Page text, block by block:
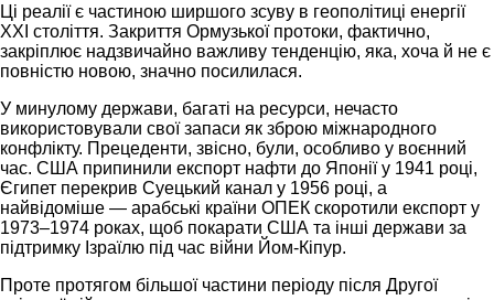
Ці реалії є частиною ширшого зсуву в геополітиці енергії
XXI століття. Закриття Ормузької протоки, фактично,
закріплює надзвичайно важливу тенденцію, яка, хоча й не є
повністю новою, значно посилилася.
У минулому держави, багаті на ресурси, нечасто
використовували свої запаси як зброю міжнародного
конфлікту. Прецеденти, звісно, були, особливо у воєнний
час. США припинили експорт нафти до Японії у 1941 році,
Єгипет перекрив Суецький канал у 1956 році, а
найвідоміше — арабські країни ОПЕК скоротили експорт у
1973–1974 роках, щоб покарати США та інші держави за
підтримку Ізраїлю під час війни Йом-Кіпур.
Проте протягом більшої частини періоду після Другої